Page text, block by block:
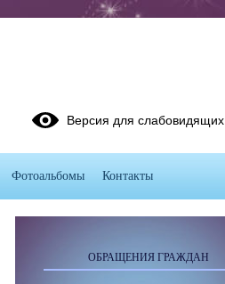
ОБРАЩЕНИЯ ГРАЖДАН
Версия для слабовидящих
Фотоальбомы Контакты